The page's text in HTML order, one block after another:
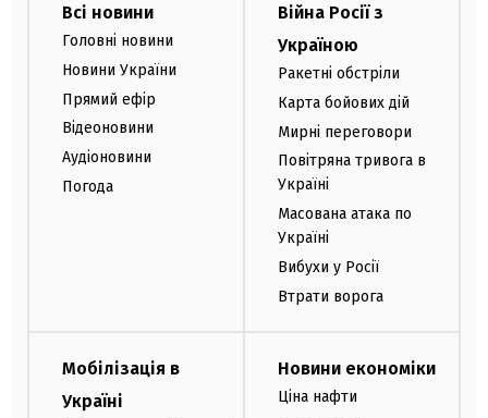
Всі новини
Головні новини
Новини України
Прямий ефір
Відеоновини
Аудіоновини
Погода
Війна Росії з
Україною
Ракетні обстріли
Карта бойових дій
Мирні переговори
Повітряна тривога в
Україні
Масована атака по
Україні
Вибухи у Росії
Втрати ворога
Мобілізація в
Україні
Новини економіки
Ціна нафти